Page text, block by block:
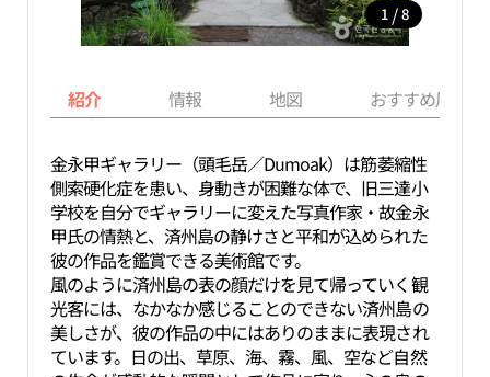
1 / 8
紹介 情報 地図 おすすめ周辺
金永甲ギャラリー（頭毛岳／Dumoak）は筋萎縮性
側索硬化症を患い、身動きが困難な体で、旧三達小
学校を自分でギャラリーに変えた写真作家・故金永
甲氏の情熱と、済州島の静けさと平和が込められた
彼の作品を鑑賞できる美術館です。
風のように済州島の表の顔だけを見て帰っていく観
光客には、なかなか感じることのできない済州島の
美しさが、彼の作品の中にはありのままに表現され
ています。日の出、草原、海、霧、風、空など自然